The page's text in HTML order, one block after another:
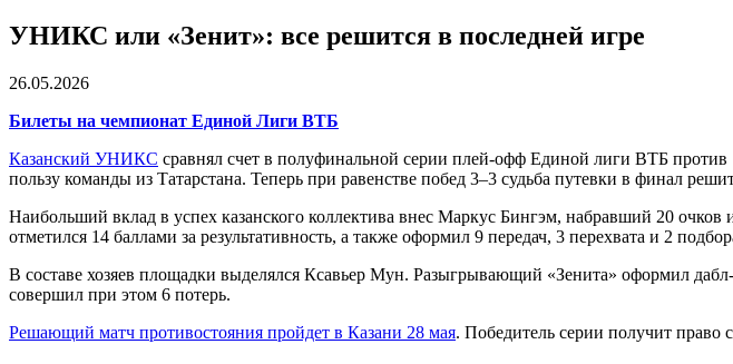
УНИКС или «Зенит»: все решится в последней игре
26.05.2026
Билеты на чемпионат Единой Лиги ВТБ
Казанский УНИКС сравнял счет в полуфинальной серии плей-офф Единой лиги ВТБ против
пользу команды из Татарстана. Теперь при равенстве побед 3–3 судьба путевки в финал
Наибольший вклад в успех казанского коллектива внес Маркус Бингэм, набравший 20
отметился 14 баллами за результативность, а также оформил 9 передач, 3 перехвата и 2
В составе хозяев площадки выделялся Ксавьер Мун. Разыгрывающий «Зенита» оформил
совершил при этом 6 потерь.
Решающий матч противостояния пройдет в Казани 28 мая. Победитель серии получит право